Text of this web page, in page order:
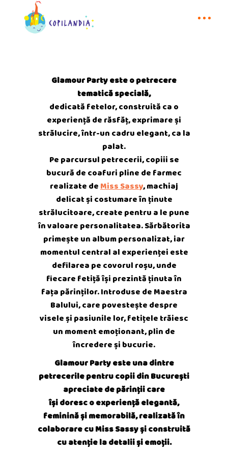
Glamour Party este o petrecere
tematică specială,
dedicată fetelor, construită ca o
experiență de răsfăț, exprimare și
strălucire, într-un cadru elegant, ca la
palat.
Pe parcursul petrecerii, copiii se
bucură de coafuri pline de farmec
realizate de Miss Sassy, machiaj
delicat și costumare în ținute
strălucitoare, create pentru a le pune
în valoare personalitatea. Sărbătorita
primește un album personalizat, iar
momentul central al experienței este
defilarea pe covorul roșu, unde
fiecare fetiță își prezintă ținuta în
fața părinților. Introduse de Maestra
Balului, care povestește despre
visele și pasiunile lor, fetițele trăiesc
un moment emoționant, plin de
încredere și bucurie.
Glamour Party este una dintre
petrecerile pentru copii din București
apreciate de părinții care
își doresc o experiență elegantă,
feminină și memorabilă, realizată în
colaborare cu Miss Sassy și construită
cu atenție la detalii și emoții.